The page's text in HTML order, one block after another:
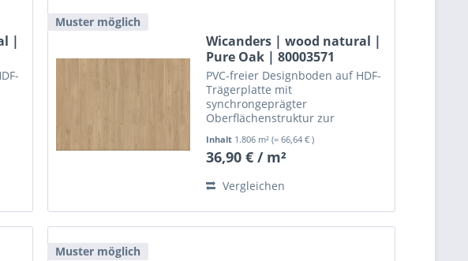
|
Muster möglich
Wicanders | wood natural |
Pure Oak | 80003571
PVC-freier Designboden auf HDF-
Trägerplatte mit
synchrongeprägter
Oberflächenstruktur zur
Verlegung.
Inhalt 1.806 m²(= 66,64 € )
36,90 € / m²
Vergleichen
Muster möglich